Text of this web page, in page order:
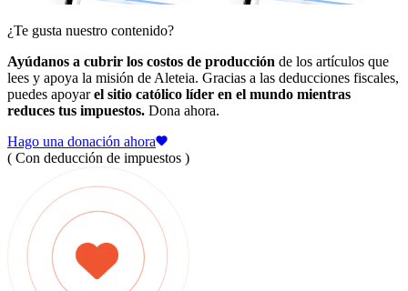
¿Te gusta nuestro contenido?
Ayúdanos a cubrir los costos de producción de los artículos que
lees y apoya la misión de Aleteia. Gracias a las deducciones fiscales,
puedes apoyarel sitio católico líder en el mundo mientras
reduces tus impuestos. Dona ahora.
Hago una donación ahora
( Con deducción de impuestos )